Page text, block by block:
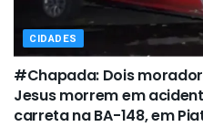
CIDADES
#Chapada: Dois
Jesus morrem em
carreta na BA-148, em